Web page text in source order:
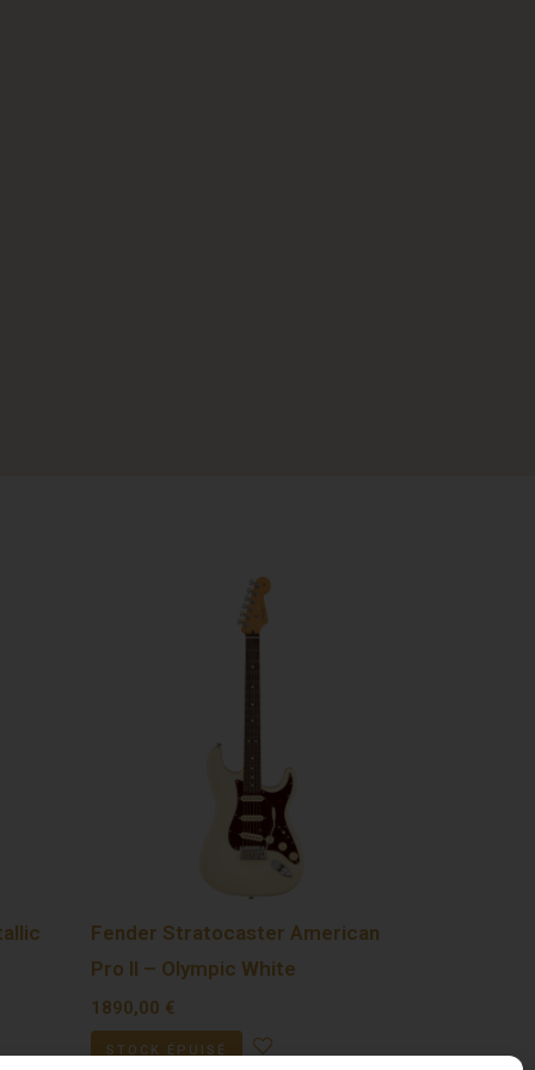
Fender Stratocaster American
Pro II – Olympic White
1890,00 €
STOCK ÉPUISÉ